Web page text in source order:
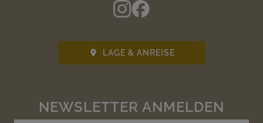
 LAGE & ANREISE
NEWSLETTER ANMELDEN